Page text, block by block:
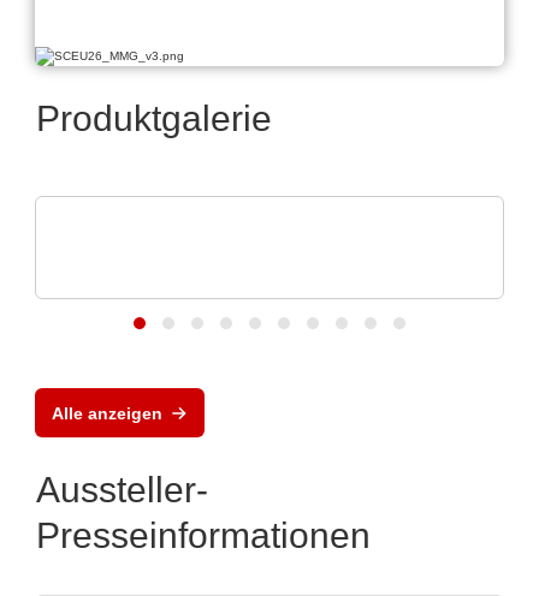
Produktgalerie
Alle anzeigen
Aussteller-
Presseinformationen